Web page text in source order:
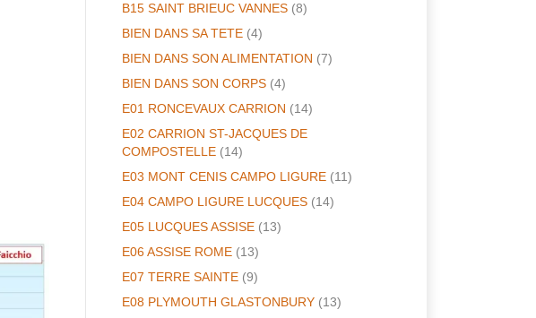
B15 SAINT BRIEUC VANNES (8)
BIEN DANS SA TETE (4)
BIEN DANS SON ALIMENTATION (7)
BIEN DANS SON CORPS (4)
E01 RONCEVAUX CARRION (14)
E02 CARRION ST-JACQUES DE
COMPOSTELLE (14)
E03 MONT CENIS CAMPO LIGURE (11)
E04 CAMPO LIGURE LUCQUES (14)
E05 LUCQUES ASSISE (13)
E06 ASSISE ROME (13)
E07 TERRE SAINTE (9)
E08 PLYMOUTH GLASTONBURY (13)